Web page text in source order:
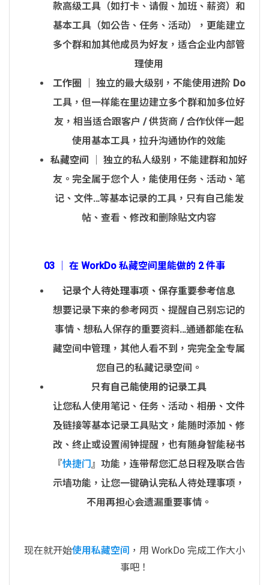
款高级工具（如打卡、请假、加班、薪资）和
基本工具（如公告、任务、活动），更能建立
多个群和加其他成员为好友，适合企业内部管
理使用
工作圈
│ 独立的最大级别，不能使用进阶 Do
工具，但一样能在里边建立多个群和加多位好
友，相当适合跟客户 / 供货商 / 合作伙伴一起
使用基本工具，拉升沟通协作的效能
私藏空间
│ 独立的私人级别，不能建群和加好
友。完全属于您个人，能使用任务、活动、笔
记、文件…等基本记录的工具，只有自己能发
帖、查看、修改和删除贴文内容
03 │ 在 WorkDo 私藏空间里能做的 2 件事
记录个人待处理事项、保存重要参考信息
想要记录下来的参考网页、提醒自己别忘记的
事情、想私人保存的重要资料…通通都能在私
藏空间中管理，其他人看不到，完完全全专属
您自己的私藏记录空间。
只有自己能使用的记录工具
让您私人使用笔记、任务、活动、相册、文件
及链接等基本记录工具贴文，能随时添加、修
改、终止或设置闹钟提醒，也有随身智能秘书
『快捷门』功能，连带帮您汇总日程及联合告
示墙功能，让您一键确认完私人待处理事项，
不用再担心会遗漏重要事情。
现在就开始使用私藏空间 ，用 WorkDo 完成工作大小
事吧！